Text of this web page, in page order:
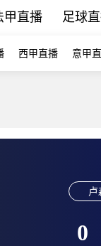
甲直播 足球
西甲直播 意甲
卢
0